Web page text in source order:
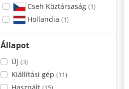
Cseh Köztársaság (1)
Hollandia (1)
Állapot
Új (3)
Kiállítási gép (11)